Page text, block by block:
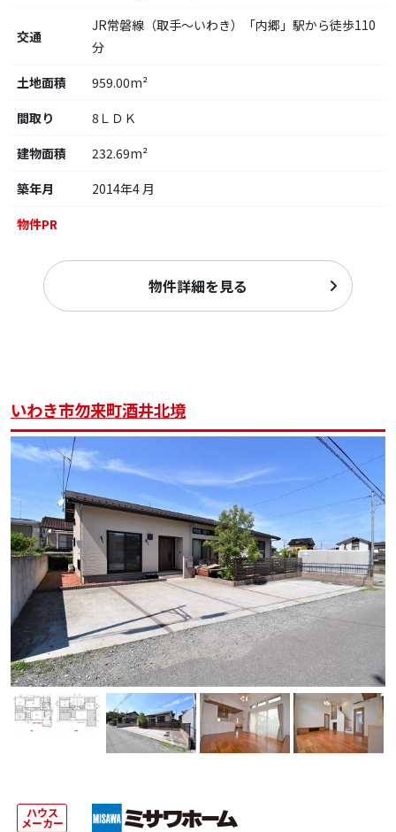
交通
JR常磐線（取手～いわき）「内郷」駅から徒歩110
分
土地面積
959.00m²
間取り
8ＬＤＫ
建物面積
232.69m²
築年月
2014年4 月
物件PR
物件詳細を見る
いわき市勿来町酒井北境
ハウス
メーカー